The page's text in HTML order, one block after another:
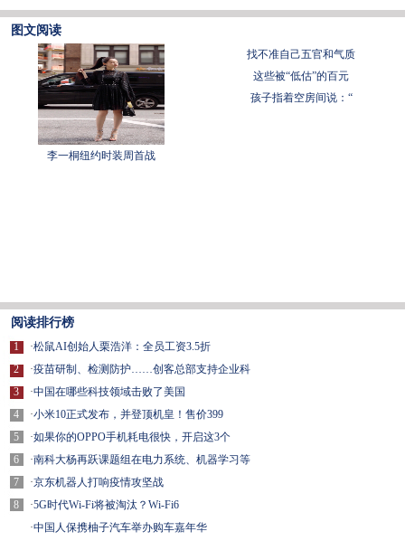
图文阅读
李一桐纽约时装周首战
找不准自己五官和气质
这些被“低估”的百元
孩子指着空房间说：“
阅读排行榜
1
2
3
4
5
6
7
8
·松鼠AI创始人栗浩洋：全员工资3.5折
·疫苗研制、检测防护……创客总部支持企业科
·中国在哪些科技领域击败了美国
·小米10正式发布，并登顶机皇！售价399
·如果你的OPPO手机耗电很快，开启这3个
·南科大杨再跃课题组在电力系统、机器学习等
·京东机器人打响疫情攻坚战
·5G时代Wi-Fi将被淘汰？Wi-Fi6
·中国人保携柚子汽车举办购车嘉年华